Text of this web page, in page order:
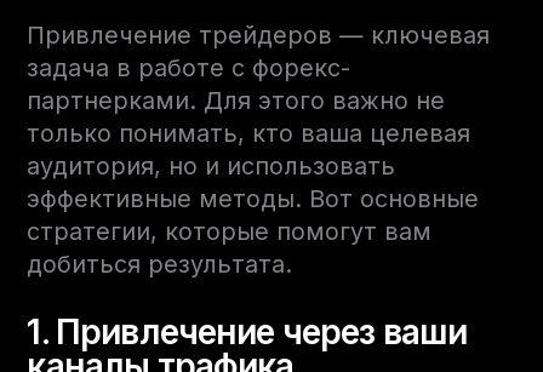
Привлечение трейдеров — ключевая
задача в работе с форекс-
партнерками. Для этого важно не
только понимать, кто ваша целевая
аудитория, но и использовать
эффективные методы. Вот основные
стратегии, которые помогут вам
добиться результата.
1. Привлечение через ваши